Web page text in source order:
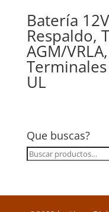
Batería
Respaldo,
AGM/
UL
Que buscas?
Buscar